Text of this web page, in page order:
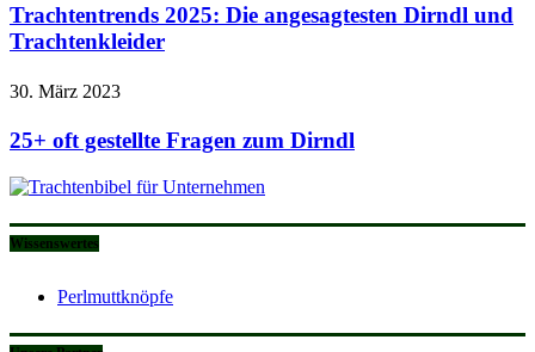
Trachtentrends 2025: Die angesagtesten Dirndl und
Trachtenkleider
30. März 2023
25+ oft gestellte Fragen zum Dirndl
Wissenswertes
Perlmuttknöpfe